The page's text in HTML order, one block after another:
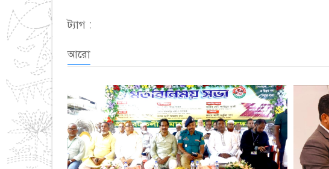
ট্যাগ :
আরো